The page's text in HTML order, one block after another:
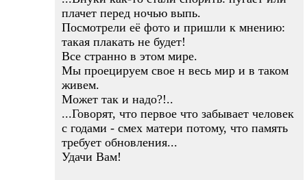
плачет перед ночью выпь.
Посмотрели её фото и пришли к мнению:
такая плакать не будет!
Все странно в этом мире.
Мы проецируем свое н весь мир и в таком
живем.
Может так и надо?!..
...Говорят, что первое что забывает человек
с годами - смех матери потому, что память
требует обновления...
Удачи Вам!